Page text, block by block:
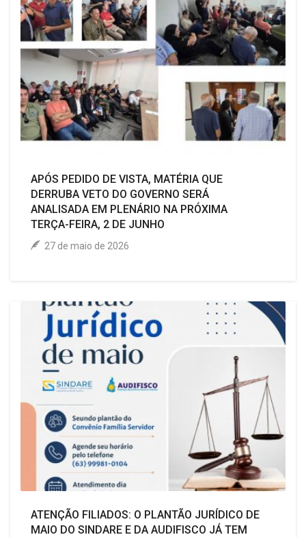
APÓS PEDIDO DE VISTA, MATÉRIA QUE
DERRUBA VETO DO GOVERNO SERÁ
ANALISADA EM PLENÁRIO NA PRÓXIMA
TERÇA-FEIRA, 2 DE JUNHO
27 de maio de 2026
ATENÇÃO FILIADOS: O PLANTÃO JURÍDICO DE
MAIO DO SINDARE E DA AUDIFISCO JÁ TEM